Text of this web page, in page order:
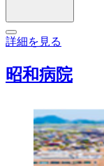
詳細を見る
昭和病院